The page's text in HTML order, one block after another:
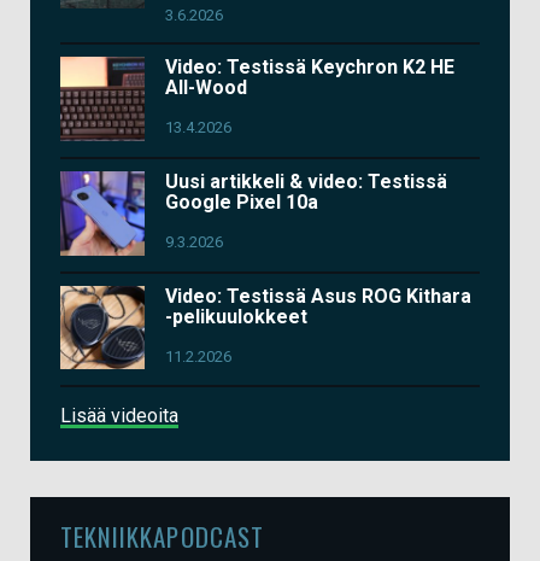
3.6.2026
Video: Testissä Keychron K2 HE
All-Wood
13.4.2026
Uusi artikkeli & video: Testissä
Google Pixel 10a
9.3.2026
Video: Testissä Asus ROG Kithara
-pelikuulokkeet
11.2.2026
Lisää videoita
TEKNIIKKAPODCAST